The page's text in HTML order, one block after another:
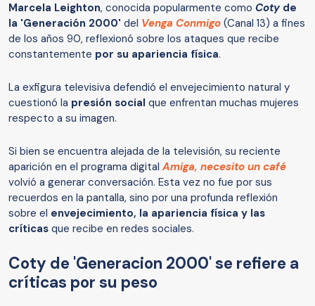
Marcela Leighton, conocida popularmente como Cotyde
la 'Generación 2000' del Venga Conmigo (Canal 13) a fines
de los años 90, reflexionó sobre los ataques que recibe
constantemente por su apariencia física.
La exfigura televisiva defendió el envejecimiento natural y
cuestionó la presión social que enfrentan muchas mujeres
respecto a su imagen.
Si bien se encuentra alejada de la televisión, su reciente
aparición en el programa digital Amiga, necesito un café
volvió a generar conversación. Esta vez no fue por sus
recuerdos en la pantalla, sino por una profunda reflexión
sobre el envejecimiento, la apariencia física y las
críticas que recibe en redes sociales.
Coty de 'Generacion 2000' se refiere a
críticas por su peso